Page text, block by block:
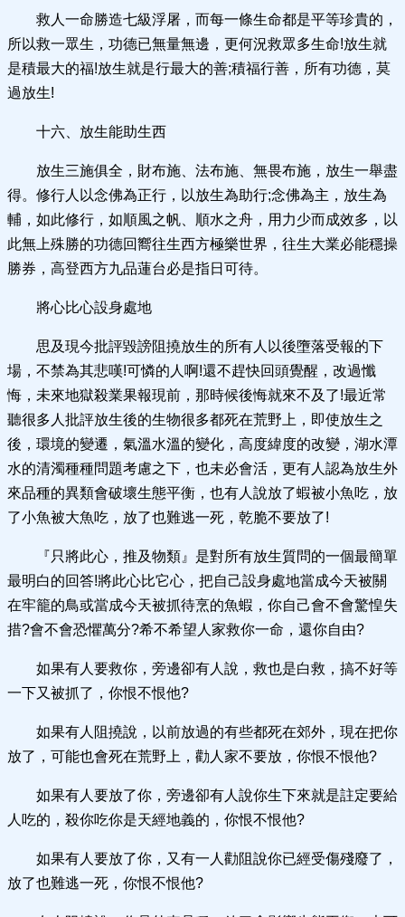
救人一命勝造七級浮屠，而每一條生命都是平等珍貴的，
所以救一眾生，功德已無量無邊，更何況救眾多生命!放生就
是積最大的福!放生就是行最大的善;積福行善，所有功德，莫
過放生!
十六、放生能助生西
放生三施俱全，財布施、法布施、無畏布施，放生一舉盡
得。修行人以念佛為正行，以放生為助行;念佛為主，放生為
輔，如此修行，如順風之帆、順水之舟，用力少而成效多，以
此無上殊勝的功德回嚮往生西方極樂世界，往生大業必能穩操
勝券，高登西方九品蓮台必是指日可待。
將心比心設身處地
思及現今批評毀謗阻撓放生的所有人以後墮落受報的下
場，不禁為其悲嘆!可憐的人啊!還不趕快回頭覺醒，改過懺
悔，未來地獄殺業果報現前，那時候後悔就來不及了!最近常
聽很多人批評放生後的生物很多都死在荒野上，即使放生之
後，環境的變遷，氣溫水溫的變化，高度緯度的改變，湖水潭
水的清濁種種問題考慮之下，也未必會活，更有人認為放生外
來品種的異類會破壞生態平衡，也有人說放了蝦被小魚吃，放
了小魚被大魚吃，放了也難逃一死，乾脆不要放了!
『只將此心，推及物類』是對所有放生質問的一個最簡單
最明白的回答!將此心比它心，把自己設身處地當成今天被關
在牢籠的鳥或當成今天被抓待烹的魚蝦，你自己會不會驚惶失
措?會不會恐懼萬分?希不希望人家救你一命，還你自由?
如果有人要救你，旁邊卻有人說，救也是白救，搞不好等
一下又被抓了，你恨不恨他?
如果有人阻撓說，以前放過的有些都死在郊外，現在把你
放了，可能也會死在荒野上，勸人家不要放，你恨不恨他?
如果有人要放了你，旁邊卻有人說你生下來就是註定要給
人吃的，殺你吃你是天經地義的，你恨不恨他?
如果有人要放了你，又有一人勸阻說你已經受傷殘廢了，
放了也難逃一死，你恨不恨他?